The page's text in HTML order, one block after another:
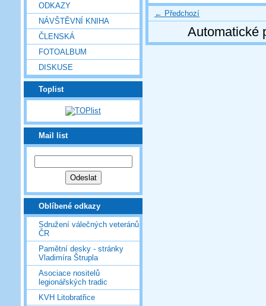
ODKAZY
NÁVŠTĚVNÍ KNIHA
ČLENSKÁ
FOTOALBUM
DISKUSE
Toplist
Mail list
Oblíbené odkazy
Sdružení válečných veteránů
ČR
Pamětní desky - stránky
Vladimíra Štrupla
Asociace nositelů
legionářských tradic
KVH Litobratřice
← Předchozí
Automatické